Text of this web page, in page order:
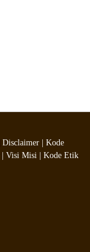
Disclaimer | Kode
| Visi Misi | Kode Etik